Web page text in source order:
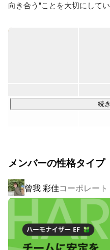
向き合う"ことを大切にしてい
代表の西田は7児の父である
長年の教育ノウハウや実績
また、働き方も多様化してい
く、
その人自身に価値を身に付け
旅立っても活躍してほしいと
願いも込めて人材輩出会社
続
メンバーの性格タイプ
曾我 彩佳コーポレー